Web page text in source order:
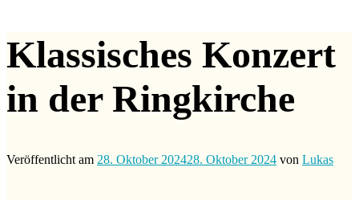
Klassisches Konzert
in der Ringkirche
Veröffentlicht am 28. Oktober 202428. Oktober 2024 von Lukas